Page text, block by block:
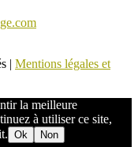
| Mentions légales et
la meilleure
à utiliser ce site,
Ok
Non